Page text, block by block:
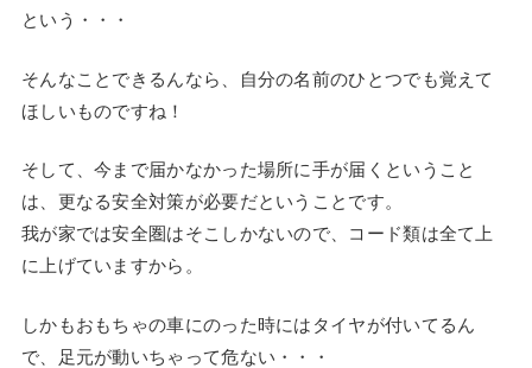
という・・・
そんなことできるんなら、自分の名前のひとつでも覚えて
ほしいものですね！
そして、今まで届かなかった場所に手が届くということ
は、更なる安全対策が必要だということです。
我が家では安全圏はそこしかないので、コード類は全て上
に上げていますから。
しかもおもちゃの車にのった時にはタイヤが付いてるん
で、足元が動いちゃって危ない・・・